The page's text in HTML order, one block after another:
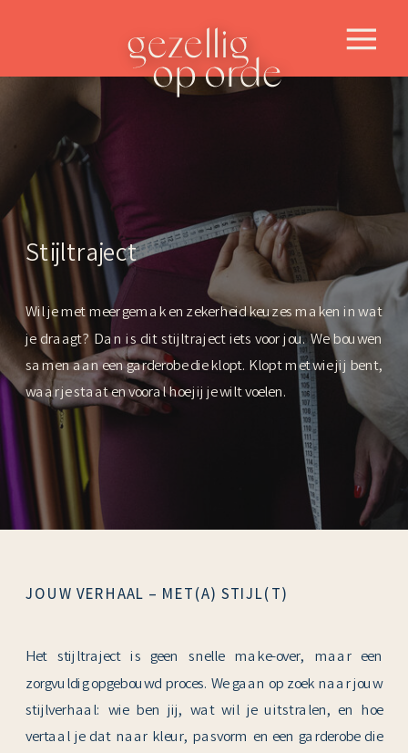
Stijltraject
Wil je met meer gemak en zekerheid keuzes maken in wat
je draagt? Dan is dit stijltraject iets voor jou. We bouwen
samen aan een garderobe die klopt. Klopt met wie jij bent,
waar je staat en vooral hoe jij je wilt voelen.
Het stijltraject is geen snelle make-over, maar een
zorgvuldig opgebouwd proces. We gaan op zoek naar jouw
stijlverhaal: wie ben jij, wat wil je uitstralen, en hoe
vertaal je dat naar kleur, pasvorm en een garderobe die
JOUW VERHAAL – MET(A) STIJL(T)